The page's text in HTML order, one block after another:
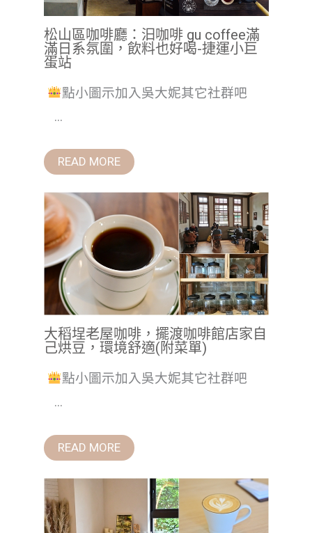
松山區咖啡廳：汩咖啡 gu coffee滿
滿日系氛圍，飲料也好喝-捷運小巨
蛋站
點小圖示加入吳大妮其它社群吧
...
READ MORE
大稻埕老屋咖啡，擺渡咖啡館店家自
己烘豆，環境舒適(附菜單)
點小圖示加入吳大妮其它社群吧
...
READ MORE